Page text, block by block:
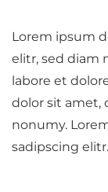
Lorem ipsum
elitr, sed diam
labore et
dolor sit amet,
nonumy.
sadipscing elitr.